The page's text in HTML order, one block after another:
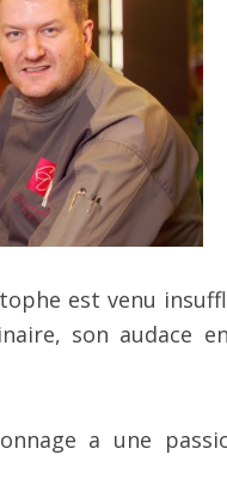
est venu
son audace
a une